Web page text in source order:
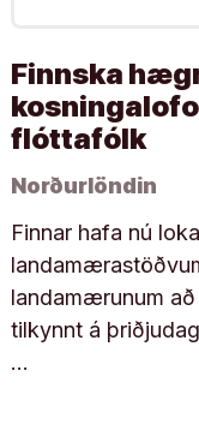
Finnska
flóttafólk
Norðurlöndin
Finnar hafa nú
landamærunum
tilkynnt á
…